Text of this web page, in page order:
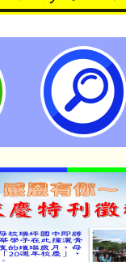
食養身與
國民中學